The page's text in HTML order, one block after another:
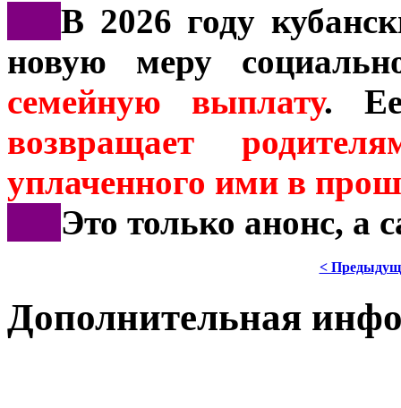
В 2026 году
новую меру
семейную выплату. Ее
возвращает
уплаченного ими в
Это только анонс, а
<
Дополнительная